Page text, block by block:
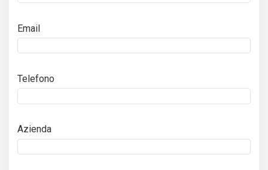
Email
Telefono
Azienda